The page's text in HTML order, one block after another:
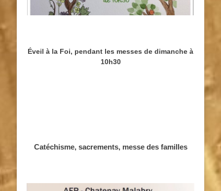
Éveil à la Foi, pendant les messes de dimanche à
10h30
Catéchisme, sacrements, messe des familles